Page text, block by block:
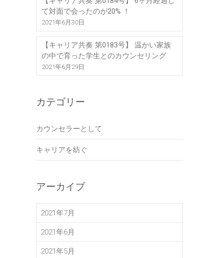
て対面で会ったのが20% ！
2021年6月30日
【キャリア共奏 第0183号】 温かい家族
の中で育った学生とのカウンセリング
2021年6月29日
カテゴリー
カウンセラーとして
キャリアを紡ぐ
アーカイブ
2021年7月
2021年6月
2021年5月